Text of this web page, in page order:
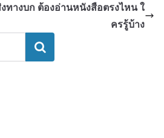
ทางบก ต้องอ่านหนังสือตรงไหน ใ
ครรู้บ้าง
ค้นหา